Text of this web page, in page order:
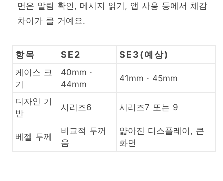
면은 알림 확인, 메시지 읽기, 앱 사용 등에서 체감
차이가 클 거예요.
항목 SE2 SE3(예상)
케이스 크
기
40mm ·
44mm
41mm · 45mm
디자인 기
반
시리즈6 시리즈7 또는 9
베젤 두께
비교적 두꺼
움
얇아진 디스플레이, 큰
화면